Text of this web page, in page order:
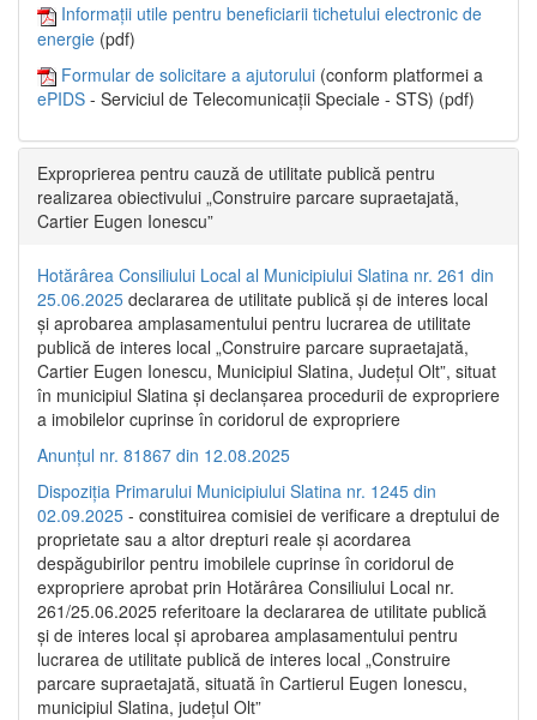
Informații utile pentru beneficiarii tichetului electronic de
energie (pdf)
Formular de solicitare a ajutorului (conform platformei a
ePIDS - Serviciul de Telecomunicații Speciale - STS) (pdf)
Exproprierea pentru cauză de utilitate publică pentru
realizarea obiectivului „Construire parcare supraetajată,
Cartier Eugen Ionescu”
Hotărârea Consiliului Local al Municipiului Slatina nr. 261 din
25.06.2025 declararea de utilitate publică și de interes local
și aprobarea amplasamentului pentru lucrarea de utilitate
publică de interes local „Construire parcare supraetajată,
Cartier Eugen Ionescu, Municipiul Slatina, Județul Olt”, situat
în municipiul Slatina și declanșarea procedurii de expropriere
a imobilelor cuprinse în coridorul de expropriere
Anunțul nr. 81867 din 12.08.2025
Dispoziția Primarului Municipiului Slatina nr. 1245 din
02.09.2025 - constituirea comisiei de verificare a dreptului de
proprietate sau a altor drepturi reale și acordarea
despăgubirilor pentru imobilele cuprinse în coridorul de
expropriere aprobat prin Hotărârea Consiliului Local nr.
261/25.06.2025 referitoare la declararea de utilitate publică
și de interes local și aprobarea amplasamentului pentru
lucrarea de utilitate publică de interes local „Construire
parcare supraetajată, situată în Cartierul Eugen Ionescu,
municipiul Slatina, județul Olt”